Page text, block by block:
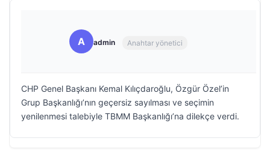
A admin Anahtar yönetici
CHP Genel Başkanı Kemal Kılıçdaroğlu, Özgür Özel’in
Grup Başkanlığı’nın geçersiz sayılması ve seçimin
yenilenmesi talebiyle TBMM Başkanlığı’na dilekçe verdi.